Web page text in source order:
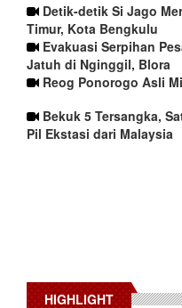
Detik-detik Si Jago
Timur, Kota Bengkulu
Evakuasi Serpihan
Jatuh di Nginggil, Blora
Reog Ponorogo Asli
Bekuk 5 Tersangka,
Pil Ekstasi dari Malaysia
HIGHLIGHT